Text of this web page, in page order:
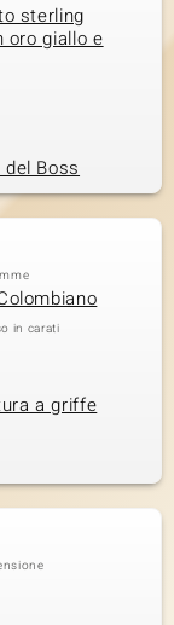
sterling
oro giallo e
Boss
in carati
a griffe